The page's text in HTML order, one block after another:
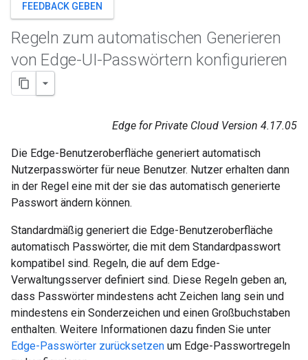
FEEDBACK GEBEN
Regeln zum automatischen Generieren
von Edge-UI-Passwörtern konfigurieren
Edge for Private Cloud Version 4.17.05
Die Edge-Benutzeroberfläche generiert automatisch
Nutzerpasswörter für neue Benutzer. Nutzer erhalten dann
in der Regel eine mit der sie das automatisch generierte
Passwort ändern können.
Standardmäßig generiert die Edge-Benutzeroberfläche
automatisch Passwörter, die mit dem Standardpasswort
kompatibel sind. Regeln, die auf dem Edge-
Verwaltungsserver definiert sind. Diese Regeln geben an,
dass Passwörter mindestens acht Zeichen lang sein und
mindestens ein Sonderzeichen und einen Großbuchstaben
enthalten. Weitere Informationen dazu finden Sie unter
Edge-Passwörter zurücksetzen um Edge-Passwortregeln